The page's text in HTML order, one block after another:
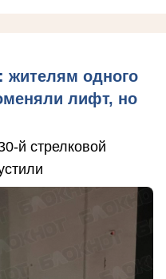
жителям одного
лифт, но
й стрелковой